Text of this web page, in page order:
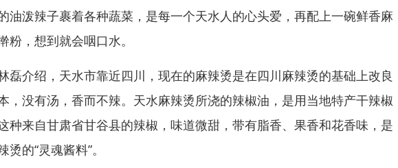
油泼辣子裹着各种蔬菜，是每一个天水人的心头爱，再配上一碗鲜香麻
粉，想到就会咽口水。
介绍，天水市靠近四川，现在的麻辣烫是在四川麻辣烫的基础上改良
，没有汤，香而不辣。天水麻辣烫所浇的辣椒油，是用当地特产干辣椒
种来自甘肃省甘谷县的辣椒，味道微甜，带有脂香、果香和花香味，是
烫的“灵魂酱料”。